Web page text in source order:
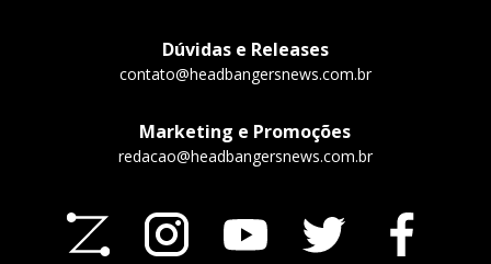
Dúvidas e Releases
contato@headbangersnews.com.br
Marketing e Promoções
redacao@headbangersnews.com.br